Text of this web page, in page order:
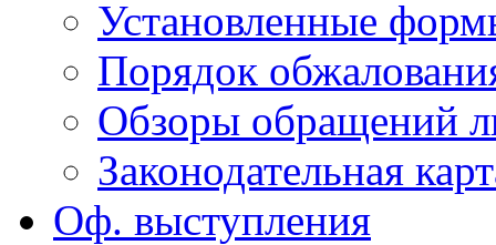
Установленные
Порядок
Обзоры обращений
Законодательная
Оф. выступления